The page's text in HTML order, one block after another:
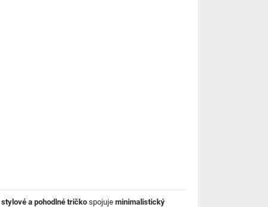
stylové a pohodlné tričko spojuje minimalistický